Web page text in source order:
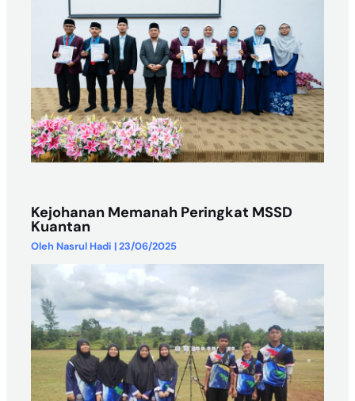
Kejohanan Memanah Peringkat MSSD
Kuantan
Oleh Nasrul Hadi |23/06/2025